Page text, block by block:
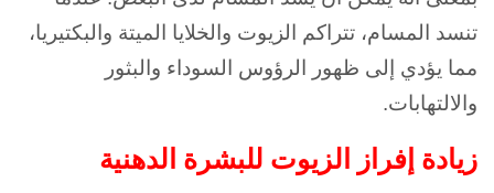
تنسد المسام، تتراكم الزيوت والخلايا الميتة والبكتيريا،
مما يؤدي إلى ظهور الرؤوس السوداء والبثور
والالتهابات.
زيادة إفراز الزيوت للبشرة الدهنية